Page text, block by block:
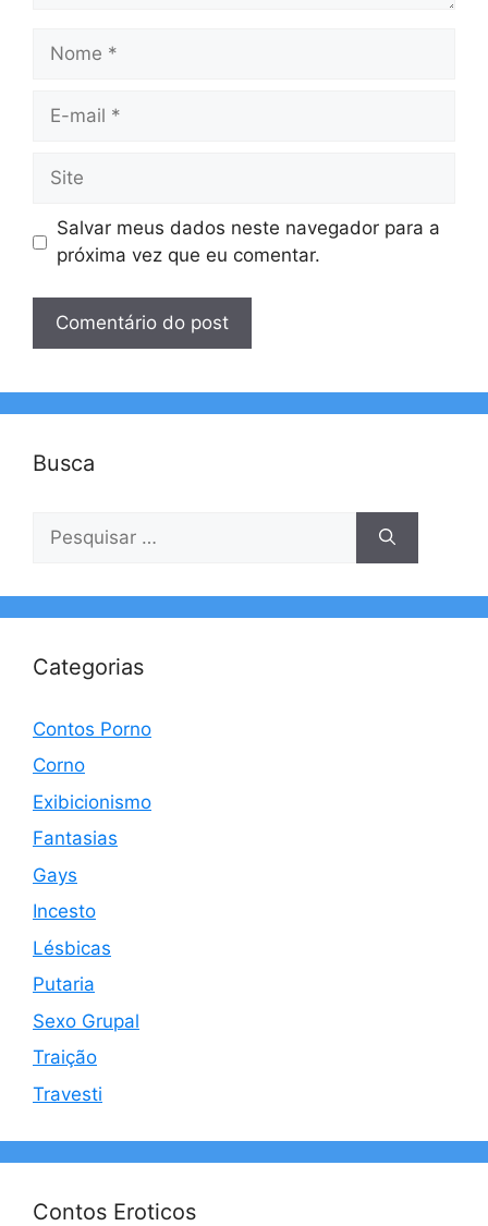
Nome
Site
Salvar meus dados neste navegador para a
próxima vez que eu comentar.
Busca
por:
Categorias
Contos Porno
Corno
Exibicionismo
Fantasias
Gays
Incesto
Lésbicas
Putaria
Sexo Grupal
Traição
Travesti
Contos Eroticos